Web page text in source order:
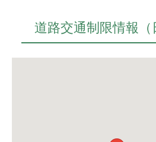
道路交通制限情報（